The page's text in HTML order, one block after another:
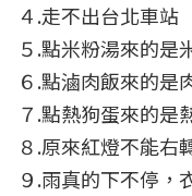
４.走不出台北車站
５.點米粉湯來的是
６.點滷肉飯來的是
７.點熱狗蛋來的是
８.原來紅燈不能右
９.雨真的下不停，